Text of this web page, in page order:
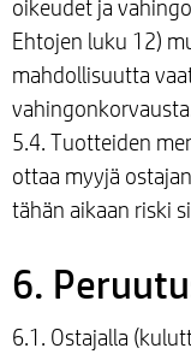
oikeudet ja
Ehtojen luku 12)
mahdollisuutta
5.4. Tuotteiden
ottaa myyjä
tähän aikaan riski
6.
6.1. Ostajalla